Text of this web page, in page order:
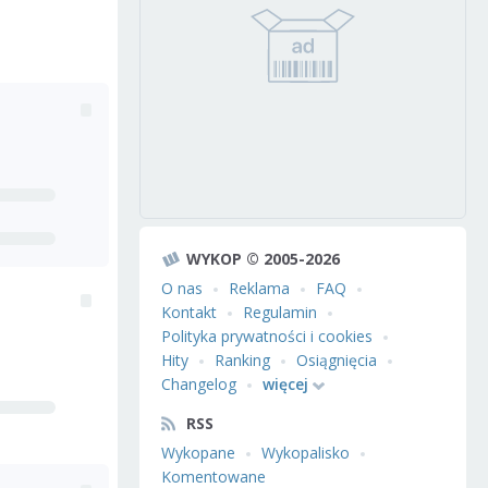
WYKOP © 2005-2026
O nas
Reklama
FAQ
Kontakt
Regulamin
Polityka prywatności i cookies
Hity
Ranking
Osiągnięcia
Changelog
więcej
RSS
Wykopane
Wykopalisko
Komentowane